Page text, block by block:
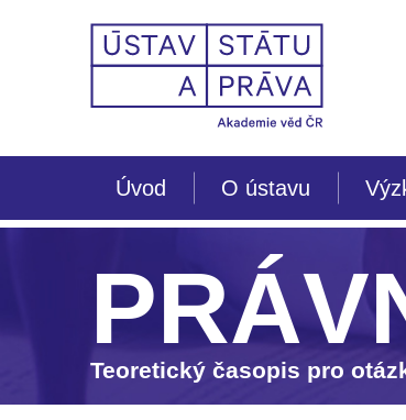
Úvod O ústavu
Teoretický časopis pro